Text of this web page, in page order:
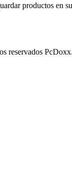
productos en
reservados